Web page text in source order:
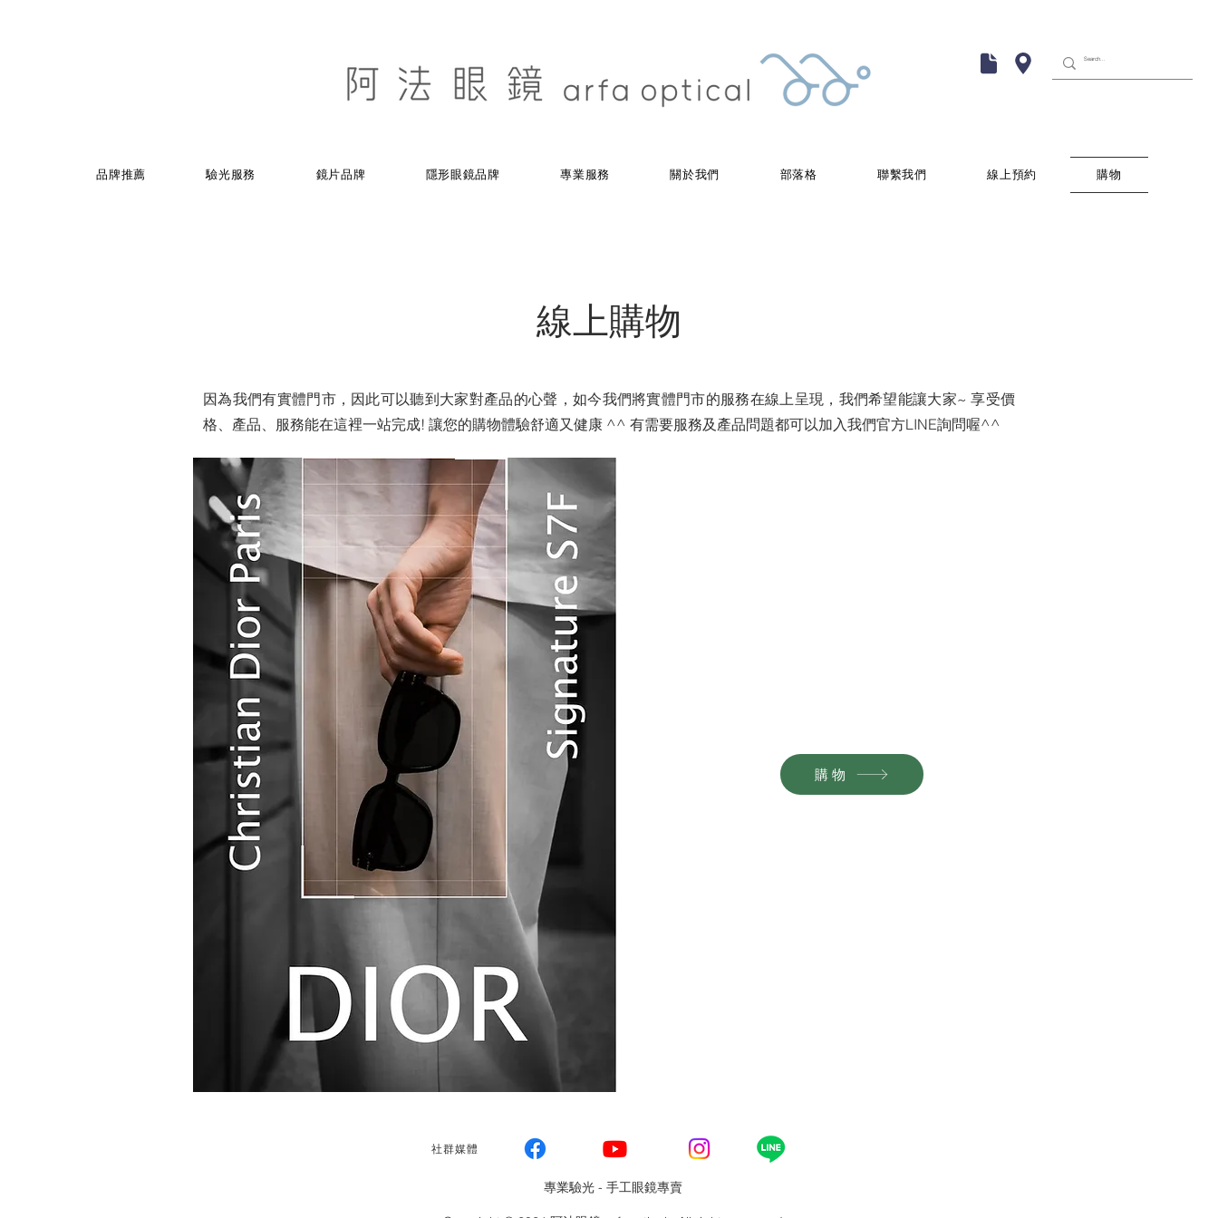
品牌推薦 驗光服務 鏡片品牌 隱形眼鏡品牌 專業服務 關於我們 部落格 聯繫我們 線上預約 購物
線上購物
因為我們有實體門市，因此可以聽到大家對產品的心聲，如今我們將實體門市的服務在線上呈現，我們希望能讓大家~ 享受價
格、產品、服務能在這裡一站完成! 讓您的購物體驗舒適又健康 ^^ 有需要服務及產品問題都可以加入我們官方LINE詢問喔^^
購物
社群媒體
​專業驗光 - 手工眼鏡專賣